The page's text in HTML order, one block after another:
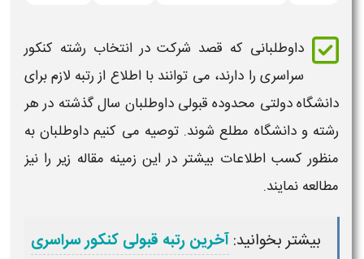
داوطلبانی که قصد شرکت در انتخاب رشته کنکور
سراسری را دارند، می توانند با اطلاع از رتبه لازم برای
دانشگاهدولتی محدوده قبولیداوطلبان سال گذشته در هر
رشته ودانشگاه مطلع شوند. توصیه می کنیم داوطلبان به
منظور کسب اطلاعات بیشتر در این زمینه مقاله زیر را نیز
مطالعه نمایند.
بیشتر بخوانید:آخرین رتبه قبولی کنکور سراسری